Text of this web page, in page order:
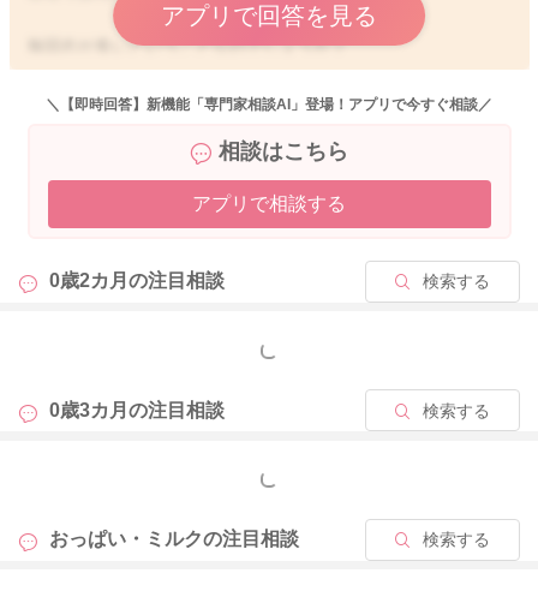
毎回右が多いということなのでしょうか？
偏りがないようにしていただけるといいと思います。
吸ってくれる時間が短めなことがありましたら、その分回数を
実際の今の授乳回数と吸ってくれている時間で、体重が順調に
増えているようでしたら、問題はないかもしれません。
しかしおっぱいだけの割に授乳回数は少ないと感じます。
今後分泌が減ってきてしまうことのないように、少なくても6回
そうして時間がバラバラになっていても回数で補えることもあ
月齢的には、まだ勧めてみると飲んでくれることは多い頃では
うんちが溜まり気味なようでしたら、綿棒浣腸をされて、うん
ちをすっきりとさせてあげてみるとその分もっと飲んでくれる
ようになることもあるかもしれません。
アプリで回答を見る
＼【即時回答】新機能「専門家相談AI」登場！アプリで今すぐ相談／
相談はこちら
アプリで相談する
0歳2カ月の注目相談 検索する
もっと見る
0歳3カ月の注目相談 検索する
もっと見る
おっぱい・ミルクの注目相談 検索する